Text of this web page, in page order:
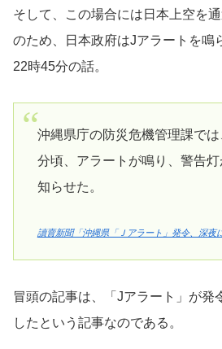
そして、この場合には日本上空を
のため、日本政府はJアラートを鳴
22時45分の話。
沖縄県庁の防災危機管理課で
分頃、アラートが鳴り、警告
知らせた。
讀賣新聞「沖縄県「Ｊアラート」発令、深夜
冒頭の記事は、「Jアラート」が発
したという記事なのである。